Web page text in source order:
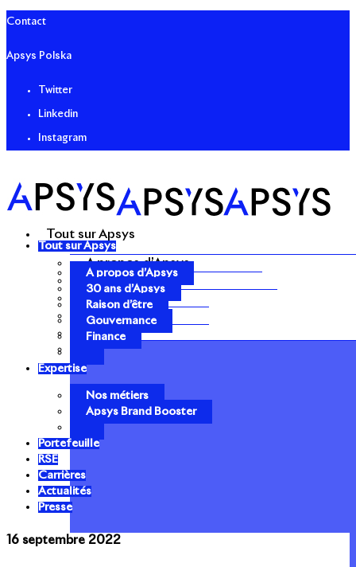
Contact
Apsys Polska
Twitter
Linkedin
Instagram
Tout sur Apsys
A propos d’Apsys
30 ans d’Apsys
Raison d’être
Gouvernance
Finance
Tout sur Apsys
A propos d’Apsys
30 ans d’Apsys
Raison d’être
Gouvernance
Finance
Expertise
Nos métiers
Apsys Brand Booster
Portefeuille
RSE
Carrières
Actualités
Presse
16 septembre 2022